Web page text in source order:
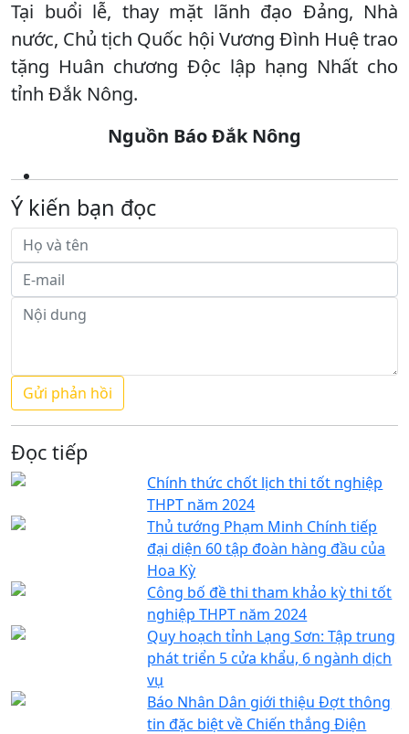
Tại buổi lễ, thay mặt lãnh đạo Đảng, Nhà
nước, Chủ tịch Quốc hội Vương Đình Huệ trao
tặng Huân chương Độc lập hạng Nhất cho
tỉnh Đắk Nông.
Nguồn Báo Đắk Nông
Ý kiến bạn đọc
Đọc tiếp
Chính thức chốt lịch thi tốt nghiệp
THPT năm 2024
Thủ tướng Phạm Minh Chính tiếp
đại diện 60 tập đoàn hàng đầu của
Hoa Kỳ
Công bố đề thi tham khảo kỳ thi tốt
nghiệp THPT năm 2024
Quy hoạch tỉnh Lạng Sơn: Tập trung
phát triển 5 cửa khẩu, 6 ngành dịch
vụ
Báo Nhân Dân giới thiệu Đợt thông
tin đặc biệt về Chiến thắng Điện